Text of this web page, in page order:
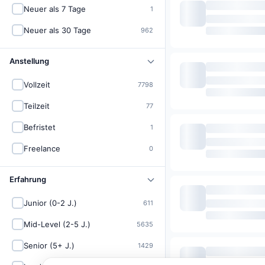
Neuer als 7 Tage 1
Neuer als 30 Tage 962
Anstellung
Vollzeit 7798
Teilzeit 77
Befristet 1
Freelance 0
Erfahrung
Junior (0-2 J.) 611
Mid-Level (2-5 J.) 5635
Senior (5+ J.) 1429